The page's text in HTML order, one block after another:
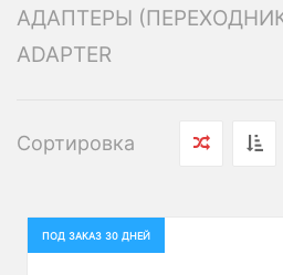
АДАПТЕРЫ
ADAPTER
Сортировка
ПОД ЗАКАЗ 30 ДНЕЙ